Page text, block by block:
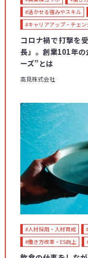
#活かせる強みやスキル
#キャリアアップ・チェン
コロナ禍で打撃を
長」。創業101年
ーズ”とは
高見株式会社
#人材採用・人材育成
#働き方改革・ES向上